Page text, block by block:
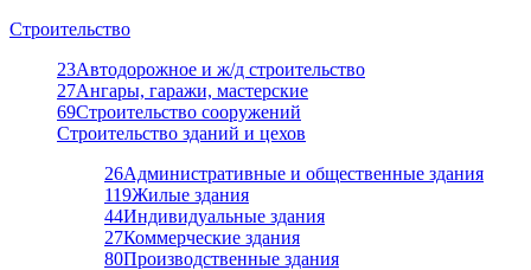
Строительство
23Автодорожное и ж/д строительство
27Ангары, гаражи, мастерские
69Строительство сооружений
Строительство зданий и цехов
26Административные и общественные здания
119Жилые здания
44Индивидуальные здания
27Коммерческие здания
80Производственные здания